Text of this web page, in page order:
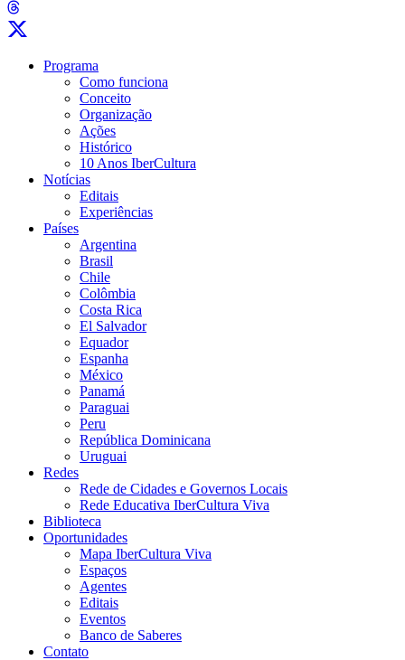
Programa
Como funciona
Conceito
Organização
Ações
Histórico
10 Anos IberCultura
Notícias
Editais
Experiências
Países
Argentina
Brasil
Chile
Colômbia
Costa Rica
El Salvador
Equador
Espanha
México
Panamá
Paraguai
Peru
República Dominicana
Uruguai
Redes
Rede de Cidades e Governos Locais
Rede Educativa IberCultura Viva
Biblioteca
Oportunidades
Mapa IberCultura Viva
Espaços
Agentes
Editais
Eventos
Banco de Saberes
Contato